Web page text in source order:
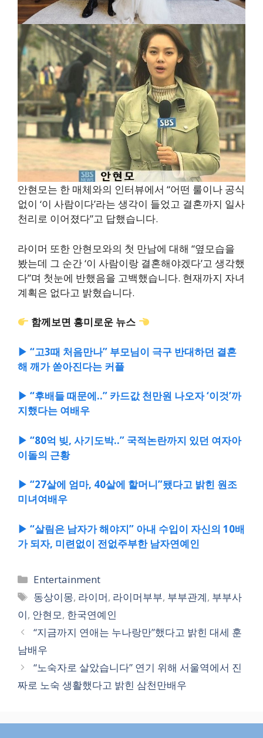
안현모는 한 매체와의 인터뷰에서 “어떤 룰이나 공식
없이 ‘이 사람이다’라는 생각이 들었고 결혼까지 일사
천리로 이어졌다”고 답했습니다.
라이머 또한 안현모와의 첫 만남에 대해 “옆모습을
봤는데 그 순간 ‘이 사람이랑 결혼해야겠다’고 생각했
다”며 첫눈에 반했음을 고백했습니다. 현재까지 자녀
계획은 없다고 밝혔습니다.
함께보면 흥미로운 뉴스
▶ “고3때 처음만나” 부모님이 극구 반대하던 결혼
해 깨가 쏟아진다는 커플
▶ “후배들 때문에..” 카드값 천만원 나오자 ‘이것’까
지했다는 여배우
▶ “80억 빚, 사기도박..” 국적논란까지 있던 여자아
이돌의 근황
▶ “27살에 엄마, 40살에 할머니”됐다고 밝힌 원조
미녀여배우
▶ “살림은 남자가 해야지” 아내 수입이 자신의 10배
가 되자, 미련없이 전없주부한 남자연예인
카
테
고
리
Entertainment
태
그
동상이몽, 라이머, 라이머부부, 부부관계, 부부사
이, 안현모, 한국연예인
“지금까지 연애는 누나랑만”했다고 밝힌 대세 훈
남배우
“노숙자로 살았습니다” 연기 위해 서울역에서 진
짜로 노숙 생활했다고 밝힌 삼천만배우